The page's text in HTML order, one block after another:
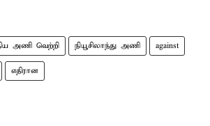
அணி வெற்றி நியூசிலாந்து அணி against
எதிரான